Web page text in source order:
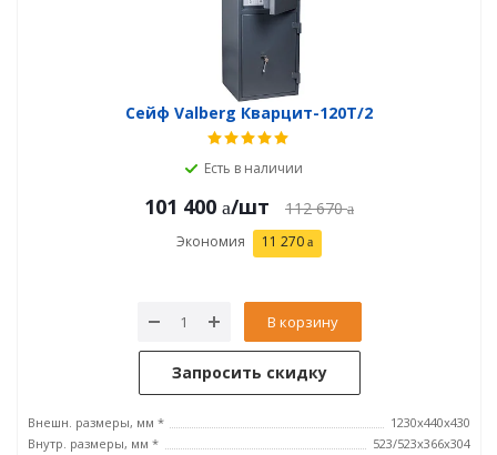
Сейф Valberg Кварцит-120Т/2
Есть в наличии
101 400 /шт 112 670
Экономия 11 270
В корзину
Запросить скидку
Внешн. размеры, мм *
1230х440х430
Внутр. размеры, мм *
523/523x366x304